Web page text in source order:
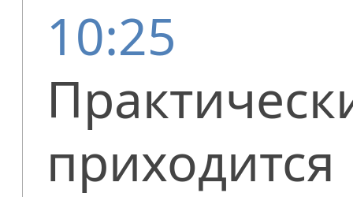
10:25
приходится